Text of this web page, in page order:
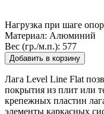
Нагрузка при шаге
Материал: Алюминий
Вес (гр./м.п.): 577
Добавить в корзину
Лага Level Line Flat
покрытия из плит или
крепежных пластин
элементы каркасных